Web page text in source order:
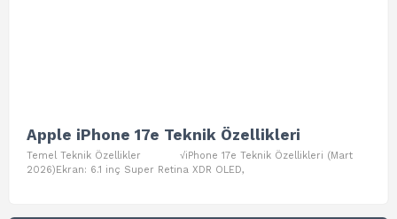
Apple iPhone 17e Teknik Özellikleri
Temel Teknik Özellikler √iPhone 17e Teknik Özellikleri (Mart
2026)Ekran: 6.1 inç Super Retina XDR OLED,